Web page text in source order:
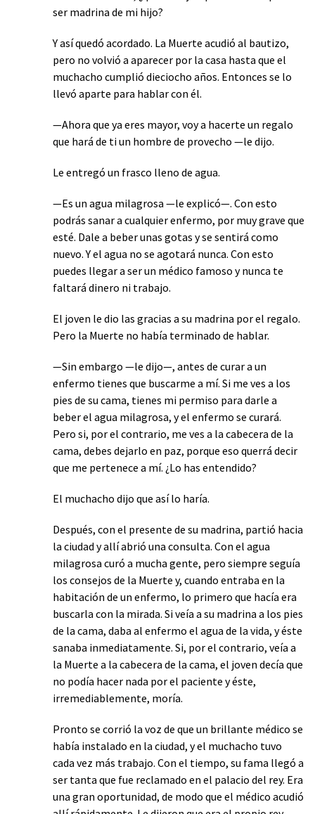
ser madrina de mi hijo?
Y así quedó acordado. La Muerte acudió al bautizo,
pero no volvió a aparecer por la casa hasta que el
muchacho cumplió dieciocho años. Entonces se lo
llevó aparte para hablar con él.
—Ahora que ya eres mayor, voy a hacerte un regalo
que hará de ti un hombre de provecho —le dijo.
Le entregó un frasco lleno de agua.
—Es un agua milagrosa —le explicó—. Con esto
podrás sanar a cualquier enfermo, por muy grave que
esté. Dale a beber unas gotas y se sentirá como
nuevo. Y el agua no se agotará nunca. Con esto
puedes llegar a ser un médico famoso y nunca te
faltará dinero ni trabajo.
El joven le dio las gracias a su madrina por el regalo.
Pero la Muerte no había terminado de hablar.
—Sin embargo —le dijo—, antes de curar a un
enfermo tienes que buscarme a mí. Si me ves a los
pies de su cama, tienes mi permiso para darle a
beber el agua milagrosa, y el enfermo se curará.
Pero si, por el contrario, me ves a la cabecera de la
cama, debes dejarlo en paz, porque eso querrá decir
que me pertenece a mí. ¿Lo has entendido?
El muchacho dijo que así lo haría.
Después, con el presente de su madrina, partió hacia
la ciudad y allí abrió una consulta. Con el agua
milagrosa curó a mucha gente, pero siempre seguía
los consejos de la Muerte y, cuando entraba en la
habitación de un enfermo, lo primero que hacía era
buscarla con la mirada. Si veía a su madrina a los pies
de la cama, daba al enfermo el agua de la vida, y éste
sanaba inmediatamente. Si, por el contrario, veía a
la Muerte a la cabecera de la cama, el joven decía que
no podía hacer nada por el paciente y éste,
irremediablemente, moría.
Pronto se corrió la voz de que un brillante médico se
había instalado en la ciudad, y el muchacho tuvo
cada vez más trabajo. Con el tiempo, su fama llegó a
ser tanta que fue reclamado en el palacio del rey. Era
una gran oportunidad, de modo que el médico acudió